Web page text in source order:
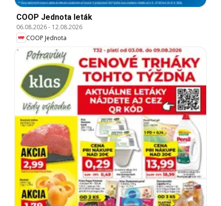
COOP Jednota leták
06.08.2026- 12.08.2026
COOP Jednota